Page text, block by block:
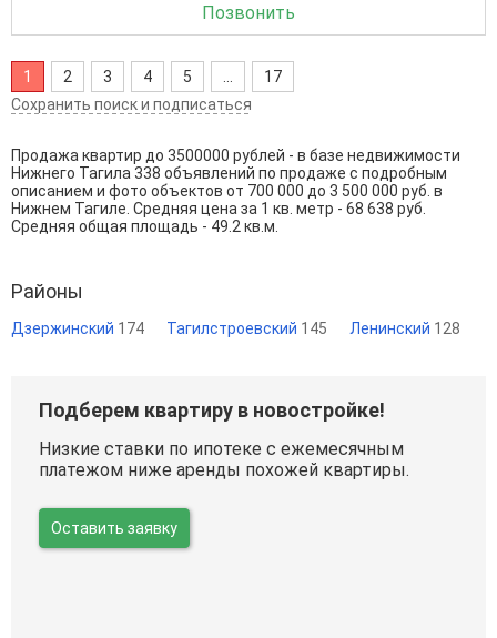
Позвонить
1 2 3 4 5
17
Сохранить поиск и подписаться
Продажа квартир до 3500000 рублей - в базе недвижимости
Нижнего Тагила 338 объявлений по продаже с подробным
описанием и фото объектов от 700 000 до 3 500 000 руб. в
Нижнем Тагиле. Средняя цена за 1 кв. метр - 68 638 руб.
Средняя общая площадь - 49.2 кв.м.
Районы
Дзержинский 174 Тагилстроевский 145 Ленинский 128
Подберем квартиру в новостройке!
Низкие ставки по ипотеке с ежемесячным
платежом ниже аренды похожей квартиры.
Оставить заявку